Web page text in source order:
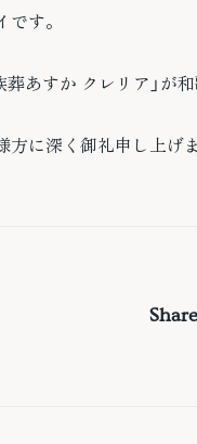
す。
葬あすか クレリア」が
に深く御礼申し上げま
Share